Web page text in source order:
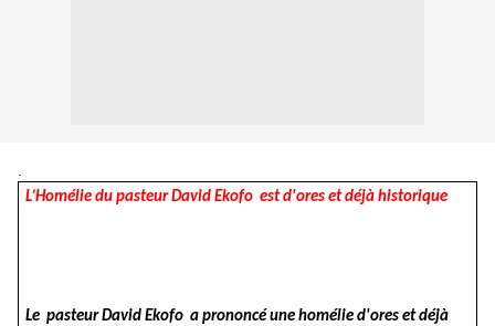
L’Homélie du pasteur David Ekofo est d'ores et déjà historique
Le pasteur David Ekofo a prononcé une homélie d'ores et déjà